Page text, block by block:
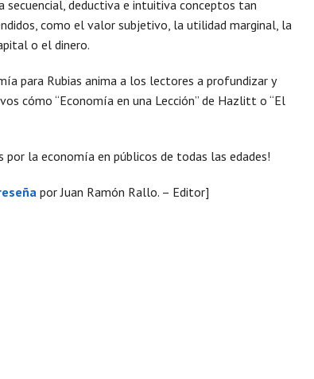
secuencial, deductiva e intuitiva conceptos tan
como el valor subjetivo, la utilidad marginal, la
o el dinero.
para Rubias anima a los lectores a profundizar y
cómo “Economía en una Lección” de Hazlitt o “El
la economía en públicos de todas las edades!
por Juan Ramón Rallo. – Editor]